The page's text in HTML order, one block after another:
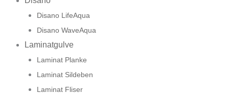
Disano LifeAqua
Disano WaveAqua
Laminatgulve
Laminat Planke
Laminat Sildeben
Laminat Fliser